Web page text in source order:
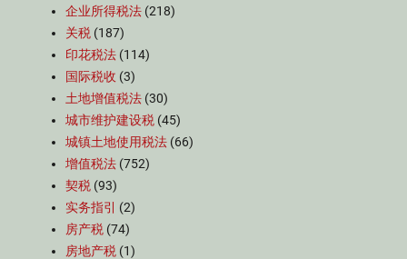
企业所得税法 (218)
关税 (187)
印花税法 (114)
国际税收 (3)
土地增值税法 (30)
城市维护建设税 (45)
城镇土地使用税法 (66)
增值税法 (752)
契税 (93)
实务指引
(2)
房产税 (74)
房地产税 (1)